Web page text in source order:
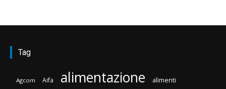
Tag
Agcom Aifa alimentazione alimenti